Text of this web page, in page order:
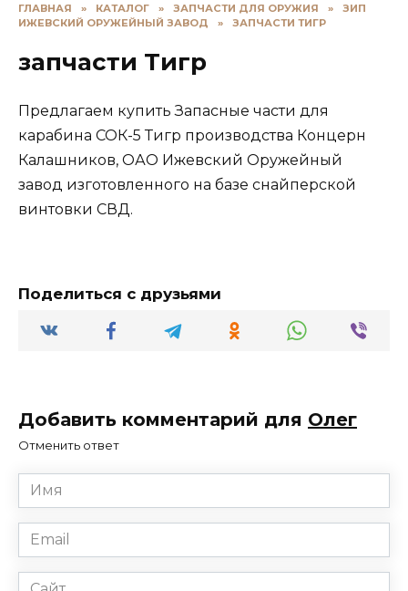
ГЛАВНАЯ » КАТАЛОГ » ЗАПЧАСТИ ДЛЯ ОРУЖИЯ »
ЗИП
ИЖЕВСКИЙ ОРУЖЕЙНЫЙ ЗАВОД
» ЗАПЧАСТИ ТИГР
запчасти Тигр
Предлагаем купить Запасные части для
карабина СОК-5 Тигр производства Концерн
Калашников, ОАО Ижевский Оружейный
завод изготовленного на базе снайперской
винтовки СВД.
Поделиться с друзьями
Добавить комментарий для Олег
Отменить ответ
Имя
*
Email
*
Сайт